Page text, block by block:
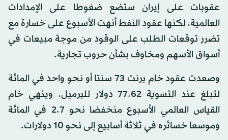
عقوبات على إيران ستضع ضغوطا على الإمدادات
العالمية، لكنها عقود النفط أنهت الأسبوع على خسارة مع
تضرر توقعات الطلب على الوقود من موجة مبيعات في
أسواق الأسهم ومخاوف بشأن حروب تجارية.
وصعدت عقود خام برنت 73 سنتا أو نحو واحد في المائة
لتبلغ عند التسوية 77.62 دولار للبرميل. وينهي خام
القياس العالمي الأسبوع منخفضا نحو 2.7 في المائة
وموسعا خسائره في ثلاثة أسابيع إلى نحو 10 دولارات.